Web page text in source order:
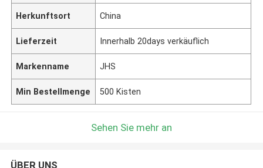
Herkunftsort China
Lieferzeit Innerhalb 20days verkäuflich
Markenname JHS
Min Bestellmenge 500 Kisten
Sehen Sie mehr an
ÜBER UNS